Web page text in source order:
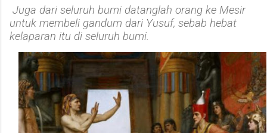
Juga dari seluruh bumi datanglah orang ke Mesir
untuk membeli gandum dari Yusuf, sebab hebat
kelaparan itu di seluruh bumi.